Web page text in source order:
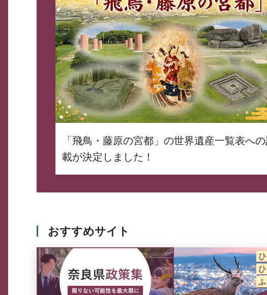
「飛鳥・藤原の宮都」の世界遺産一覧表へ
載が決定しました！
おすすめサイト